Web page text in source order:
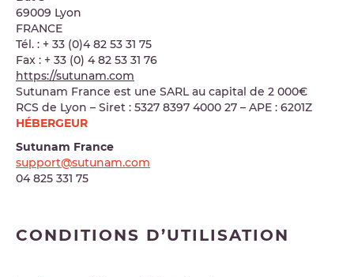
69009 Lyon
FRANCE
Tél. : + 33 (0)4 82 53 31 75
Fax : + 33 (0) 4 82 53 31 76
https://sutunam.com
Sutunam France est une SARL au capital de 2 000€
RCS de Lyon – Siret : 5327 8397 4000 27 – APE : 6201Z
HÉBERGEUR
Sutunam France
support@sutunam.com
04 825 331 75
CONDITIONS D’UTILISATION